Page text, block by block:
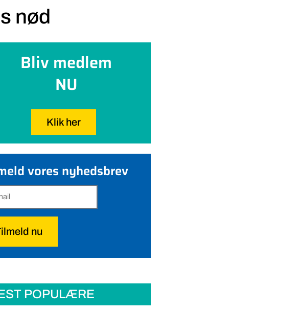
nød
Bliv medlem
NU
Klik her
vores nyhedsbrev
nu
POPULÆRE